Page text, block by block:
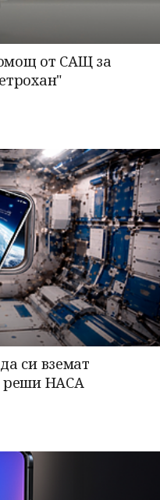
от САЩ за
си вземат
реши НАСА